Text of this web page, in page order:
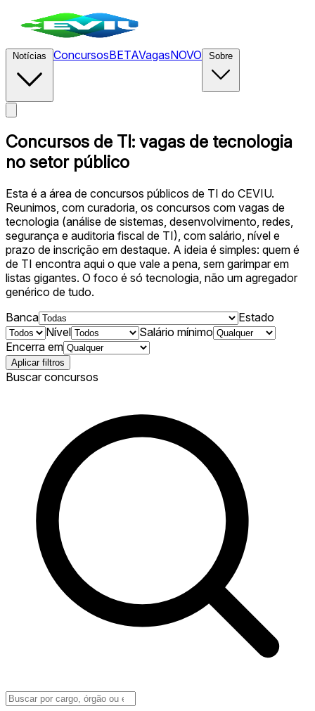
ConcursosBETAVagasNOVO
Concursos de TI: vagas de tecnologia
no setor público
Esta é a área de concursos públicos de TI do CEVIU.
Reunimos, com curadoria, os concursos com vagas de
tecnologia (análise de sistemas, desenvolvimento, redes,
segurança e auditoria fiscal de TI), com salário, nível e
prazo de inscrição em destaque. A ideia é simples: quem é
de TI encontra aqui o que vale a pena, sem garimpar em
listas gigantes. O foco é só tecnologia, não um agregador
genérico de tudo.
Banca
Estado
Nível
Salário mínimo
Encerra em
Aplicar filtros
Buscar concursos